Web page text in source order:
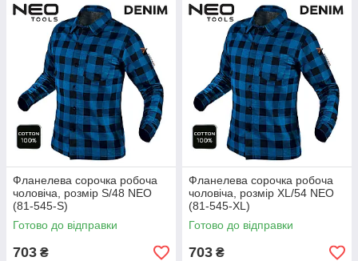
Фланелева сорочка робоча
чоловіча, розмір S/48 NEO
(81-545-S)
Готово до відправки
703 ₴
Фланелева сорочка робоча
чоловіча, розмір XL/54 NEO
(81-545-XL)
Готово до відправки
703 ₴